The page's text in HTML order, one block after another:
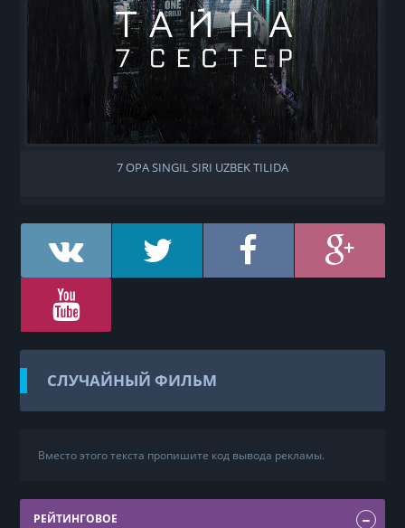
7 OPA SINGIL SIRI UZBEK TILIDA
СЛУЧАЙНЫЙ ФИЛЬМ
Вместо этого текста пропишите код вывода рекламы.
РЕЙТИНГОВОЕ